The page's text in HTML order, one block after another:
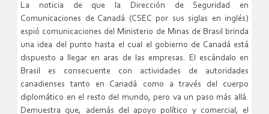
La noticia de que la Dirección de Seguridad en
Comunicaciones de Canadá (CSEC por sus siglas en inglés)
espió comunicaciones del Ministerio de Minas de Brasil brinda
una idea del punto hasta el cual el gobierno de Canadá está
dispuesto a llegar en aras de las empresas. El escándalo en
Brasil es consecuente con actividades de autoridades
canadienses tanto en Canadá como a través del cuerpo
diplomático en el resto del mundo, pero va un paso más allá.
Demuestra que, además del apoyo político y comercial, el